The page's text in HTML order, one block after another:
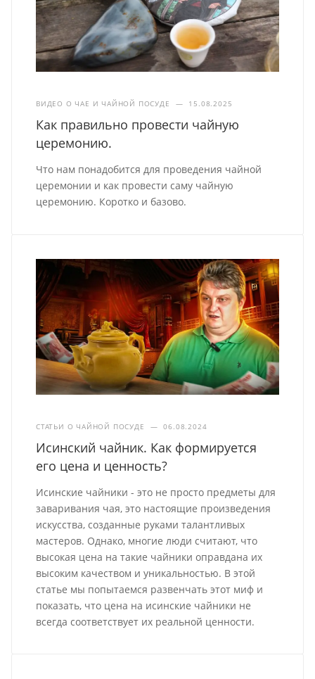
ВИДЕО О ЧАЕ И ЧАЙНОЙ ПОСУДЕ — 15.08.2025
Как правильно провести чайную
церемонию.
Что нам понадобится для проведения чайной
церемонии и как провести саму чайную
церемонию. Коротко и базово.
СТАТЬИ О ЧАЙНОЙ ПОСУДЕ — 06.08.2024
Исинский чайник. Как формируется
его цена и ценность?
Исинские чайники - это не просто предметы для
заваривания чая, это настоящие произведения
искусства, созданные руками талантливых
мастеров. Однако, многие люди считают, что
высокая цена на такие чайники оправдана их
высоким качеством и уникальностью. В этой
статье мы попытаемся развенчать этот миф и
показать, что цена на исинские чайники не
всегда соответствует их реальной ценности.